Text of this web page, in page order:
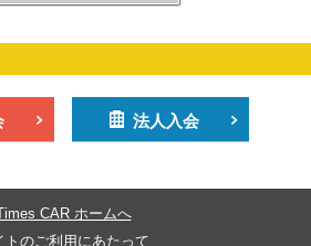
法人入会
CAR ホームへ
トのご利用にあたって